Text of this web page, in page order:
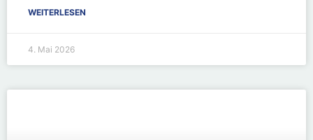
WEITERLESEN
4. Mai 2026